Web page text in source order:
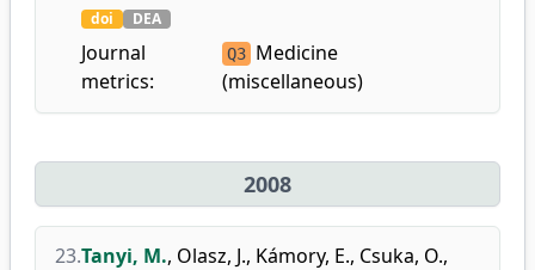
doi DEA
Journal
metrics:
Q3 Medicine
(miscellaneous)
2008
23.Tanyi, M., Olasz, J., Kámory, E., Csuka, O.,